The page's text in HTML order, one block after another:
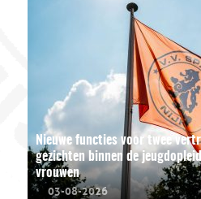
Nieuwe functies voor twee
gezichten binnen de
vrouwen
03-08-2026